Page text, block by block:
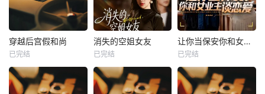
热播
未知
穿越后宫假和尚
已完结
热播
未知
消失的空姐女友
已完结
热播
未知
让你当保安你和女业主谈恋爱
已完结